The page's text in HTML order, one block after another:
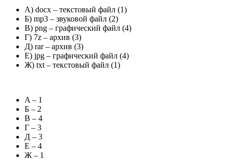
A) docx – текстовый файл (1)
Б) mp3 – звуковой файл (2)
В) png – графический файл (4)
Г) 7z – архив (3)
Д) rar – архив (3)
Е) jpg – графический файл (4)
Ж) txt – текстовый файл (1)
A – 1
Б – 2
В – 4
Г – 3
Д – 3
Е – 4
Ж – 1